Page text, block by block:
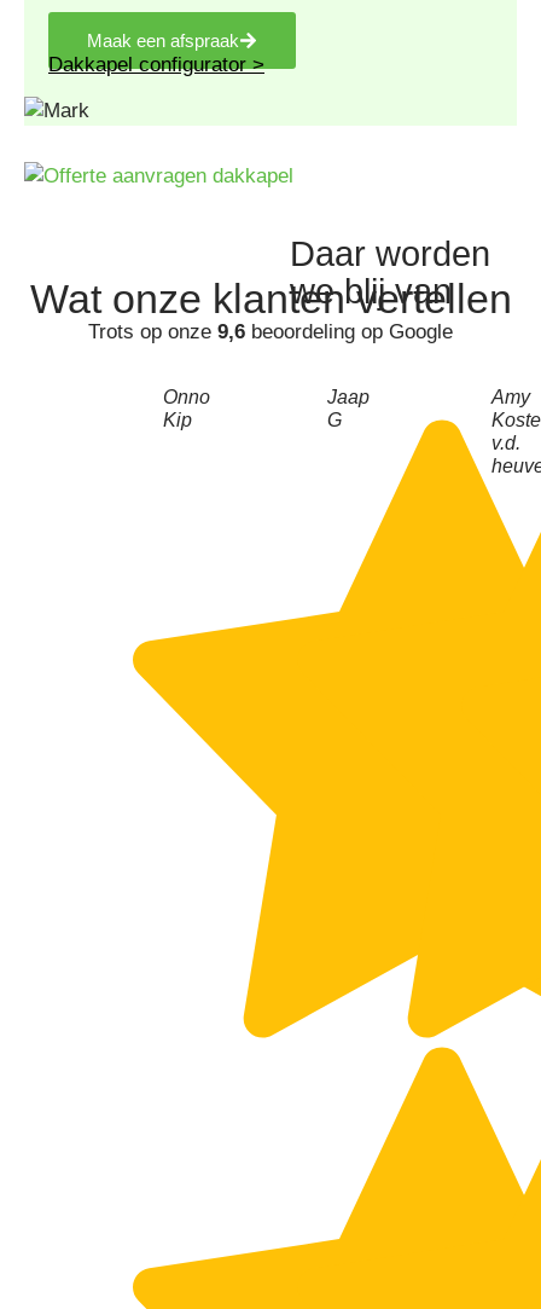
Maak een afspraak
Dakkapel configurator >
Wat onze klantenvertellen
Trots op onze 9,6 beoordeling op Google
Onno
Kip
Jaap
G
Amy
v.d.
Daar worden
we blij van